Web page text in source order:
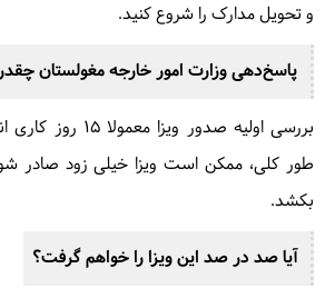
و تحویل مدارک را شروع کنید.
پاسخ‌دهی وزارت امور خارجه مغولستان
بررسی اولیه‌‌ صدور
طور کلی، ممکن است ویزا خیلی زود صادر
بکشد.
آیا صد در صد این ویزا را خواهم گرفت؟